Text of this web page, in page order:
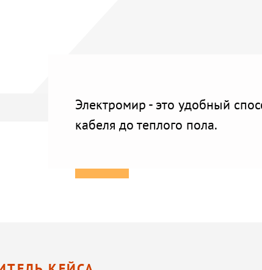
Электромир - это удобный
кабеля до теплого пола.